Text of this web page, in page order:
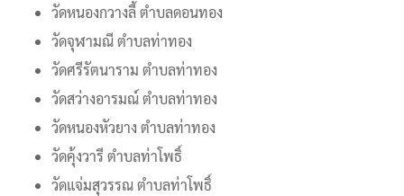
วัดหนองกวางลี้ ตำบลดอนทอง
วัดจุฬามณี ตำบลท่าทอง
วัดศรีรัตนาราม ตำบลท่าทอง
วัดสว่างอารมณ์ ตำบลท่าทอง
วัดหนองหัวยาง ตำบลท่าทอง
วัดคุ้งวารี ตำบลท่าโพธิ์
วัดแจ่มสุวรรณ ตำบลท่าโพธิ์